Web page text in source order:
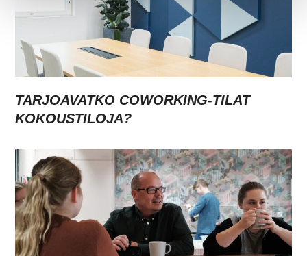
TARJOAVATKO COWORKING-TILAT
KOKOUSTILOJA?